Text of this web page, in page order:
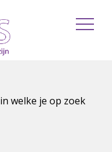
welke je op zoek